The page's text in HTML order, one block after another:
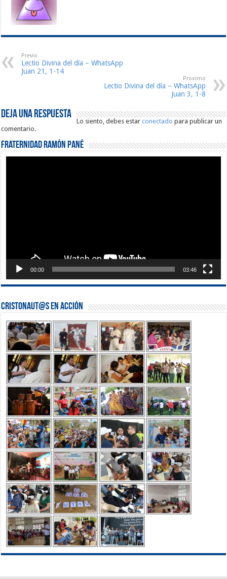
Previo
Lectio Divina del día – WhatsApp
Juan 21, 1-14
Proximo
Lectio Divina del día – WhatsApp
Juan 3, 1-8
Deja una respuesta
Lo siento, debes estarconectado para publicar un
comentario.
Fraternidad Ramón Pané
00:00 03:46
Cristonaut@s en Acción